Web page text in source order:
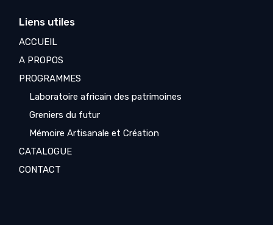
Liens utiles
ACCUEIL
A PROPOS
PROGRAMMES
Laboratoire africain des patrimoines
Greniers du futur
Mémoire Artisanale et Création
CATALOGUE
CONTACT